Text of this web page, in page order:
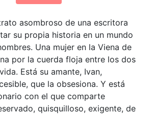
asombroso de una escritora
su propia historia en un mundo
Una mujer en la Viena de
por la cuerda floja entre los dos
Está su amante, Ivan,
que la obsesiona. Y está
con el que comparte
quisquilloso, exigente, de